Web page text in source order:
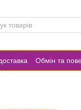
Обмін та